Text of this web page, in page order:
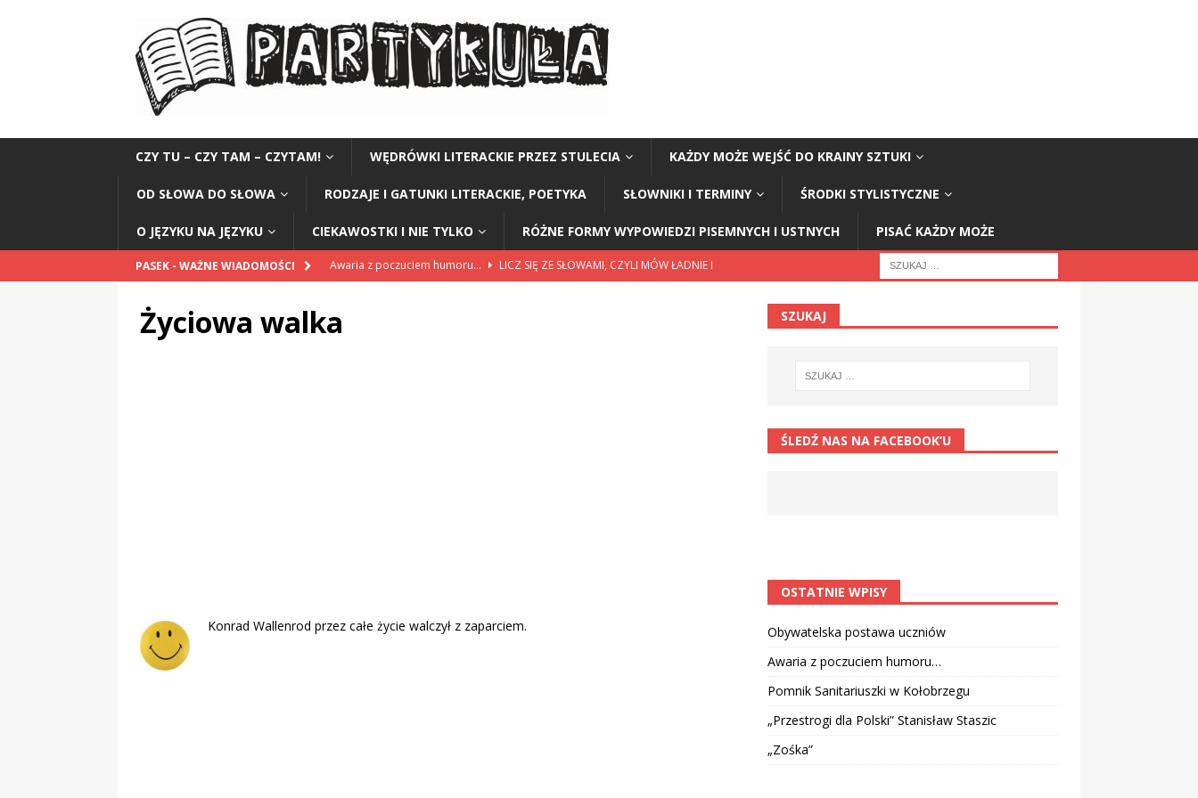
CZY TU – CZY TAM – CZYTAM! WĘDRÓWKI LITERACKIE PRZEZ STULECIA KAŻDY MOŻE WEJŚĆ DO KRAINY SZTUKI
OD SŁOWA DO SŁOWA RODZAJE I GATUNKI LITERACKIE, POETYKA SŁOWNIKI I TERMINY ŚRODKI STYLISTYCZNE
O JĘZYKU NA JĘZYKU CIEKAWOSTKI I NIE TYLKO RÓŻNE FORMY WYPOWIEDZI PISEMNYCH I USTNYCH PISAĆ KAŻDY MOŻE
PASEK - WAŻNE WIADOMOŚCI Awaria z poczuciem humoru…
LICZ SIĘ ZE SŁOWAMI, CZYLI MÓW ŁADNIE I
Pomnik Sanitariuszki w Kołobrzegu
Życiowa walka
Konrad Wallenrod przez całe życie walczył z zaparciem.
SZUKAJ
ŚLEDŹ NAS NA FACEBOOK’U
OSTATNIE WPISY
Obywatelska postawa uczniów
Awaria z poczuciem humoru…
Pomnik Sanitariuszki w Kołobrzegu
„Przestrogi dla Polski” Stanisław Staszic
„Zośka”